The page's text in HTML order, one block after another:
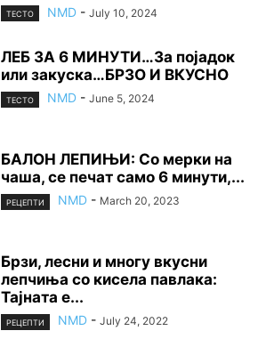
ТЕСТО NMD - July 10, 2024
ЛЕБ ЗА 6 МИНУТИ…За појадок
или закуска…БРЗО И ВКУСНО
ТЕСТО NMD - June 5, 2024
БАЛОН ЛЕПИЊИ: Со мерки на
чаша, се печат само 6 минути,...
РЕЦЕПТИ NMD - March 20, 2023
Брзи, лесни и многу вкусни
лепчиња со кисела павлака:
Тајната е...
РЕЦЕПТИ NMD - July 24, 2022